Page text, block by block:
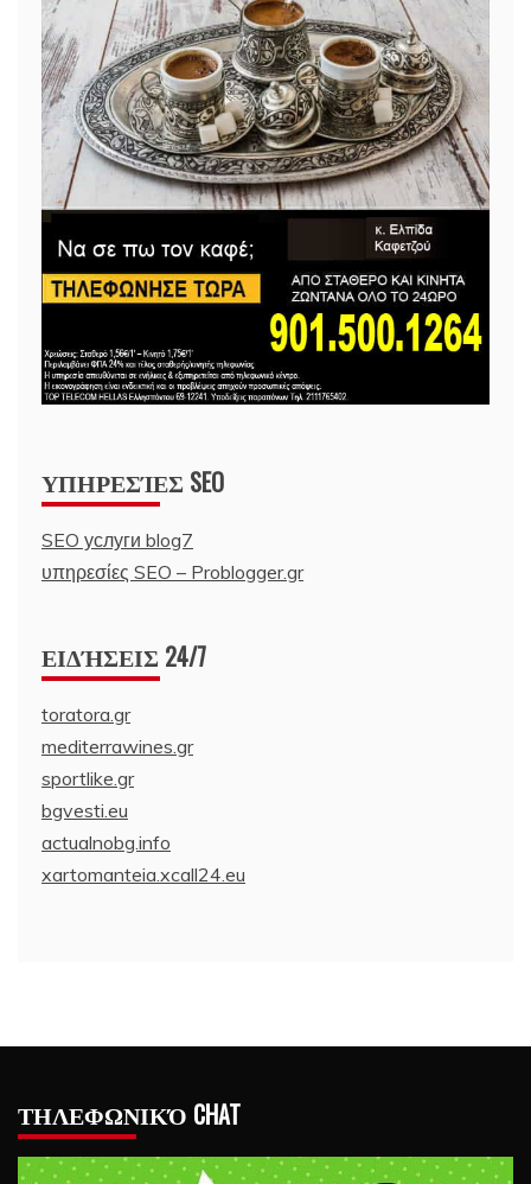
ΥΠΗΡΕΣΊΕΣ SEO
SEO услуги blog7
υπηρεσίες SEO – Problogger.gr
ΕΙΔΉΣΕΙΣ 24/7
toratora.gr
mediterrawines.gr
sportlike.gr
bgvesti.eu
actualnobg.info
xartomanteia.xcall24.eu
ΤΗΛΕΦΩΝΙΚΌ CHAT